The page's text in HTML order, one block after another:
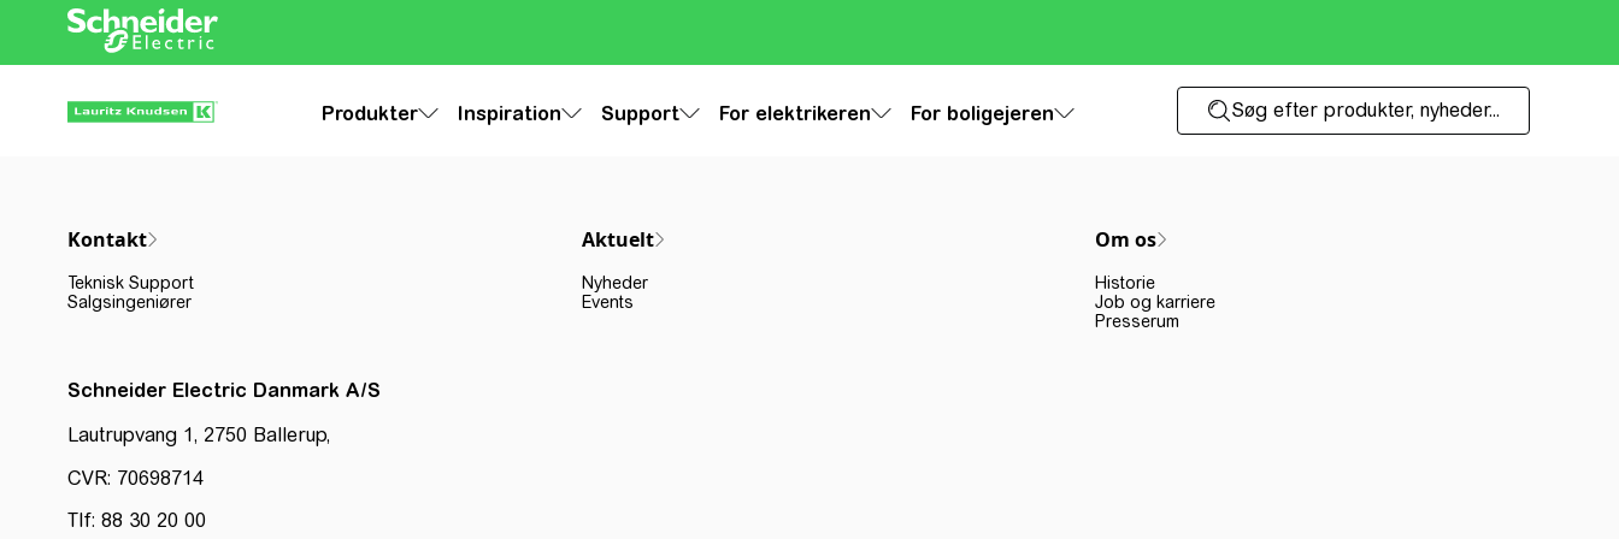
Produkter Inspiration Support For elektrikeren For boligejeren Søg efter produkter, nyheder...
Kontakt
Teknisk Support
Salgsingeniører
Aktuelt
Nyheder
Events
Om os
Historie
Job og karriere
Presserum
Schneider Electric Danmark A/S
Lautrupvang 1, 2750 Ballerup,
CVR: 70698714
Tlf: 88 30 20 00